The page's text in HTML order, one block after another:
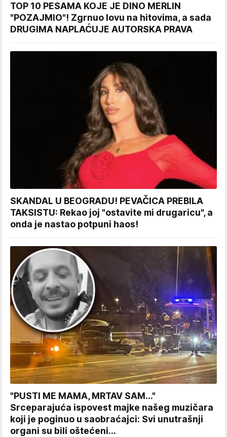
TOP 10 PESAMA KOJE JE DINO MERLIN
"POZAJMIO"! Zgrnuo lovu na hitovima, a sada
DRUGIMA NAPLAĆUJE AUTORSKA PRAVA
SKANDAL U BEOGRADU! PEVAČICA PREBILA
TAKSISTU: Rekao joj "ostavite mi drugaricu", a
onda je nastao potpuni haos!
"PUSTI ME MAMA, MRTAV SAM..."
Srceparajuća ispovest majke našeg muzičara
koji je poginuo u saobraćajci: Svi unutrašnji
organi su bili oštećeni...